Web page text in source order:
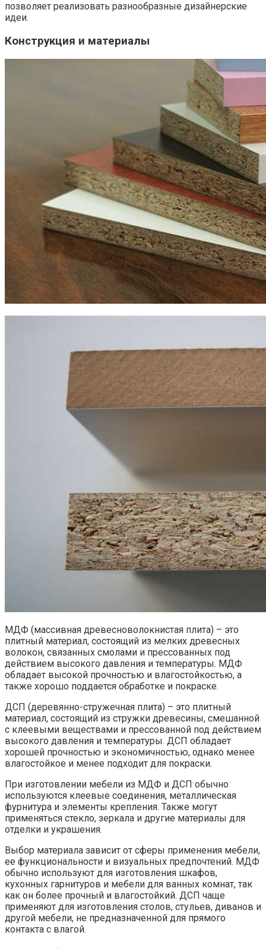
позволяет реализовать разнообразные дизайнерские
идеи.
Конструкция и материалы
МДФ (массивная древесноволокнистая плита) – это
плитный материал, состоящий из мелких древесных
волокон, связанных смолами и прессованных под
действием высокого давления и температуры. МДФ
обладает высокой прочностью и влагостойкостью, а
также хорошо поддается обработке и покраске.
ДСП (деревянно-стружечная плита) – это плитный
материал, состоящий из стружки древесины, смешанной
с клеевыми веществами и прессованной под действием
высокого давления и температуры. ДСП обладает
хорошей прочностью и экономичностью, однако менее
влагостойкое и менее подходит для покраски.
При изготовлении мебели из МДФ и ДСП обычно
используются клеевые соединения, металлическая
фурнитура и элементы крепления. Также могут
применяться стекло, зеркала и другие материалы для
отделки и украшения.
Выбор материала зависит от сферы применения мебели,
ее функциональности и визуальных предпочтений. МДФ
обычно используют для изготовления шкафов,
кухонных гарнитуров и мебели для ванных комнат, так
как он более прочный и влагостойкий. ДСП чаще
применяют для изготовления столов, стульев, диванов и
другой мебели, не предназначенной для прямого
контакта с влагой.